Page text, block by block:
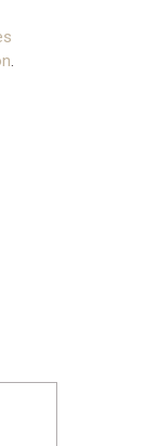
.